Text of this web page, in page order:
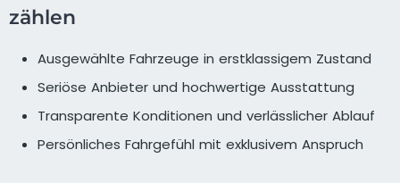
zählen
Ausgewählte Fahrzeuge in erstklassigem Zustand
Seriöse Anbieter und hochwertige Ausstattung
Transparente Konditionen und verlässlicher Ablauf
Persönliches Fahrgefühl mit exklusivem Anspruch